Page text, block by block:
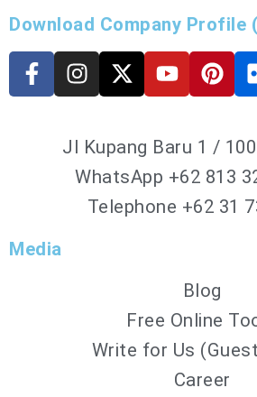
Download Company Profile
Jl Kupang Baru 1 /
WhatsApp +62 813
Telephone +62 31
Media
Blog
Free Online
Write for Us
Career